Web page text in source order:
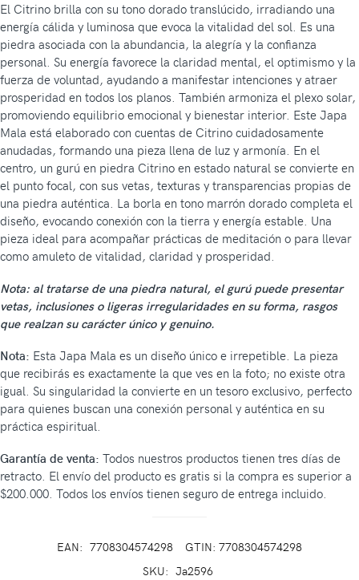
El Citrino brilla con su tono dorado translúcido, irradiando una
energía cálida y luminosa que evoca la vitalidad del sol. Es una
piedra asociada con la abundancia, la alegría y la confianza
personal. Su energía favorece la claridad mental, el optimismo y la
fuerza de voluntad, ayudando a manifestar intenciones y atraer
prosperidad en todos los planos. También armoniza el plexo solar,
promoviendo equilibrio emocional y bienestar interior. Este Japa
Mala está elaborado con cuentas de Citrino cuidadosamente
anudadas, formando una pieza llena de luz y armonía. En el
centro, un gurú en piedra Citrino en estado natural se convierte en
el punto focal, con sus vetas, texturas y transparencias propias de
una piedra auténtica. La borla en tono marrón dorado completa el
diseño, evocando conexión con la tierra y energía estable. Una
pieza ideal para acompañar prácticas de meditación o para llevar
como amuleto de vitalidad, claridad y prosperidad.
Nota: al tratarse de una piedra natural, el gurú puede presentar
vetas, inclusiones o ligeras irregularidades en su forma, rasgos
que realzan su carácter único y genuino.
Nota: Esta Japa Mala es un diseño único e irrepetible. La pieza
que recibirás es exactamente la que ves en la foto; no existe otra
igual. Su singularidad la convierte en un tesoro exclusivo, perfecto
para quienes buscan una conexión personal y auténtica en su
práctica espiritual.
Garantía de venta: Todos nuestros productos tienen tres días de
retracto. El envío del producto es gratis si la compra es superior a
$200.000. Todos los envíos tienen seguro de entrega incluido.
EAN: 7708304574298
GTIN: 7708304574298
SKU: Ja2596